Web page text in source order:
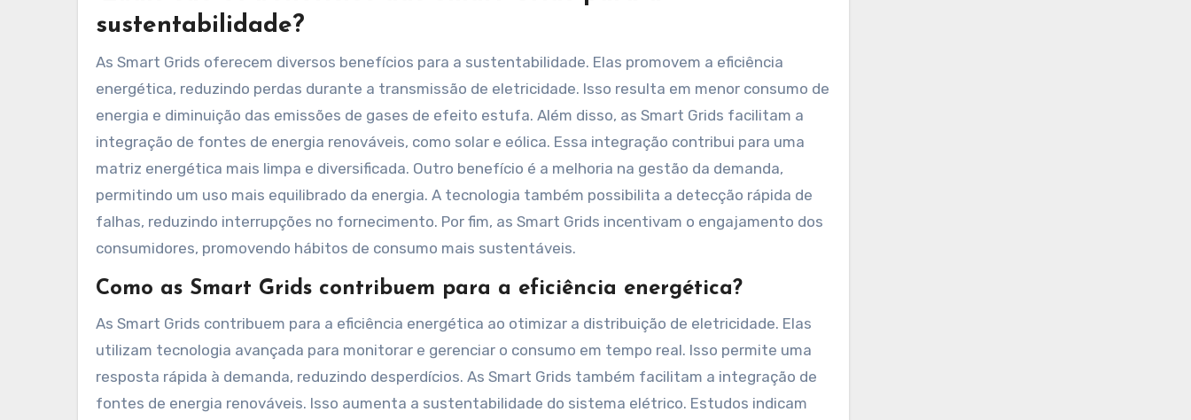
sustentabilidade?
As Smart Grids oferecem diversos benefícios para a sustentabilidade. Elas promovem a eficiência
energética, reduzindo perdas durante a transmissão de eletricidade. Isso resulta em menor consumo de
energia e diminuição das emissões de gases de efeito estufa. Além disso, as Smart Grids facilitam a
integração de fontes de energia renováveis, como solar e eólica. Essa integração contribui para uma
matriz energética mais limpa e diversificada. Outro benefício é a melhoria na gestão da demanda,
permitindo um uso mais equilibrado da energia. A tecnologia também possibilita a detecção rápida de
falhas, reduzindo interrupções no fornecimento. Por fim, as Smart Grids incentivam o engajamento dos
consumidores, promovendo hábitos de consumo mais sustentáveis.
Como as Smart Grids contribuem para a eficiência energética?
As Smart Grids contribuem para a eficiência energética ao otimizar a distribuição de eletricidade. Elas
utilizam tecnologia avançada para monitorar e gerenciar o consumo em tempo real. Isso permite uma
resposta rápida à demanda, reduzindo desperdícios. As Smart Grids também facilitam a integração de
fontes de energia renováveis. Isso aumenta a sustentabilidade do sistema elétrico. Estudos indicam